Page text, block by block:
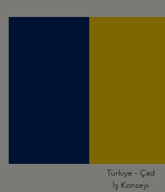
Türkiye - Çad
İş Konseyi